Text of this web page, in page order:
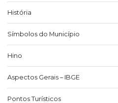
História
Símbolos do Município
Hino
Aspectos Gerais – IBGE
Pontos Turísticos